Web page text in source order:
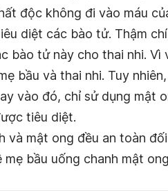
độc không đi vào máu
diệt các bào tử. Thậm
bào tử này cho thai nhi. Vì
bầu và thai nhi. Tuy
vào đó, chỉ sử dụng mật
tiêu diệt.
và mật ong đều an toàn
bầu uống chanh mật